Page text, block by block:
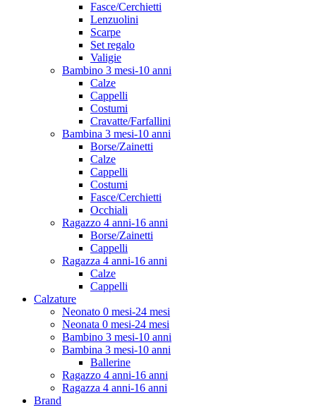
Fasce/Cerchietti
Lenzuolini
Scarpe
Set regalo
Valigie
Bambino 3 mesi-10 anni
Calze
Cappelli
Costumi
Cravatte/Farfallini
Bambina 3 mesi-10 anni
Borse/Zainetti
Calze
Cappelli
Costumi
Fasce/Cerchietti
Occhiali
Ragazzo 4 anni-16 anni
Borse/Zainetti
Cappelli
Ragazza 4 anni-16 anni
Calze
Cappelli
Calzature
Neonato 0 mesi-24 mesi
Neonata 0 mesi-24 mesi
Bambino 3 mesi-10 anni
Bambina 3 mesi-10 anni
Ballerine
Ragazzo 4 anni-16 anni
Ragazza 4 anni-16 anni
Brand